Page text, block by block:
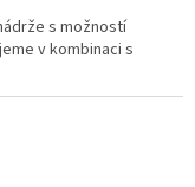
s možností
v kombinaci s